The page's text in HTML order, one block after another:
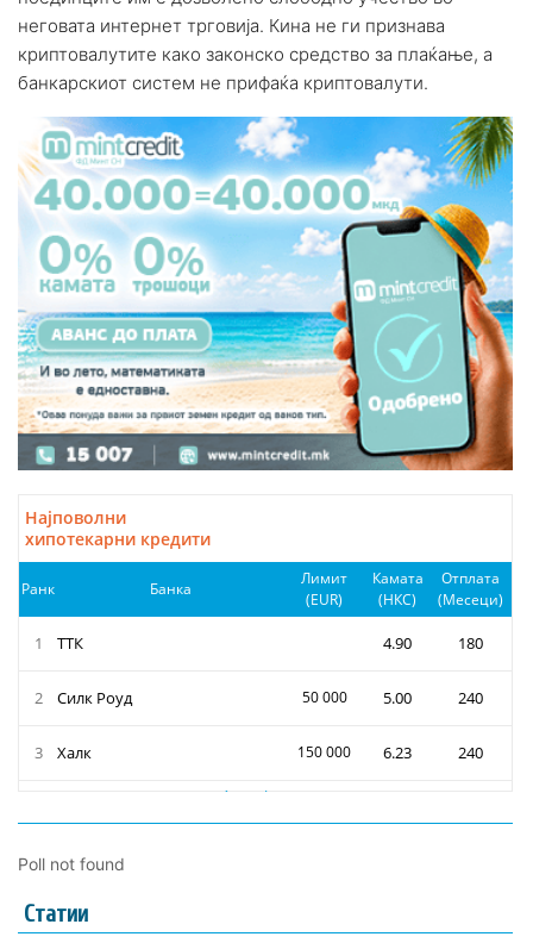
неговата интернет трговија. Кина не ги признава
криптовалутите како законско средство за плаќање, а
банкарскиот систем не прифаќа криптовалути.
Poll not found
Статии